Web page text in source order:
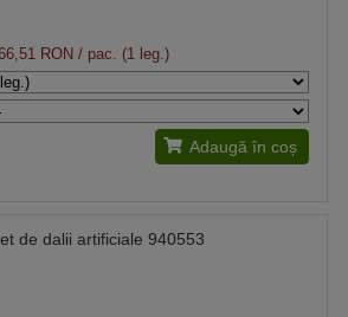
RON/ pac. (1 leg.)
Adaugă în coș
de dalii artificiale 940553